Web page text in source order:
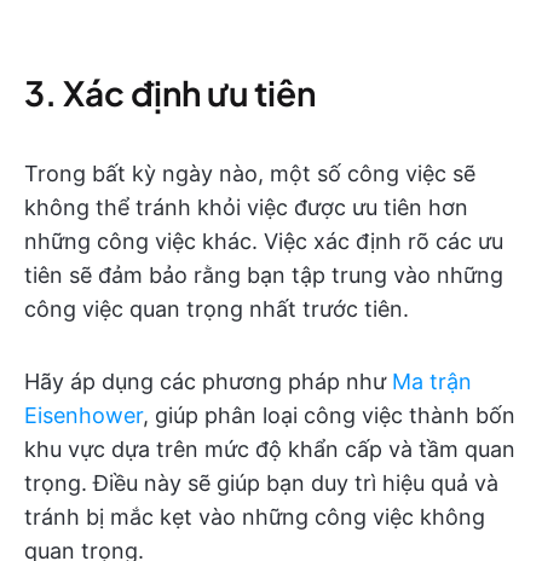
3. Xác định ưu tiên
Trong bất kỳ ngày nào, một số công việc sẽ
không thể tránh khỏi việc được ưu tiên hơn
những công việc khác. Việc xác định rõ các ưu
tiên sẽ đảm bảo rằng bạn tập trung vào những
công việc quan trọng nhất trước tiên.
Hãy áp dụng các phương pháp như Ma trận
Eisenhower, giúp phân loại công việc thành bốn
khu vực dựa trên mức độ khẩn cấp và tầm quan
trọng. Điều này sẽ giúp bạn duy trì hiệu quả và
tránh bị mắc kẹt vào những công việc không
quan trọng.